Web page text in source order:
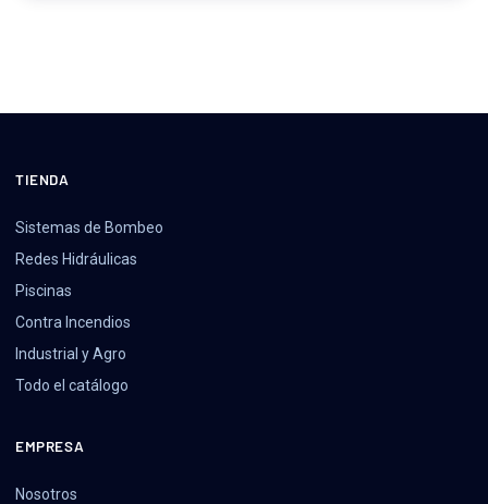
TIENDA
Sistemas de Bombeo
Redes Hidráulicas
Piscinas
Contra Incendios
Industrial y Agro
Todo el catálogo
EMPRESA
Nosotros